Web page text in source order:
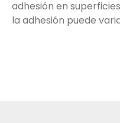
adhesión en
la adhesión puede